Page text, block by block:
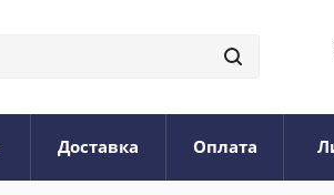
Доставка Оплата